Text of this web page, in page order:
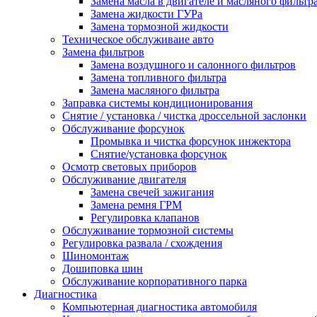
Замена жидкости ГУРа
Замена тормозной жидкости
Техническое обслуживаие авто
Замена фильтров
Замена воздушного и салонного фильтров
Замена топливного фильтра
Замена масляного фильтра
Заправка системы кондиционирования
Снятие / установка / чистка дроссельной заслонки
Обслуживание форсунок
Промывка и чистка форсунок инжектора
Снятие/установка форсунок
Осмотр световых приборов
Обслуживание двигателя
Замена свечей зажигания
Замена ремня ГРМ
Регулировка клапанов
Обслуживание тормозной системы
Регулировка развала / схождения
Шиномонтаж
Дошиповка шин
Обслуживание корпоративного парка
Диагностика
Компьютерная диагностика автомобиля